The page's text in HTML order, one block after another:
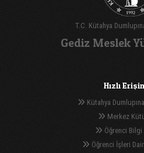
T.C. Kütahya
Gediz Meslek
Hızlı
Kütahya
Merkez
Öğrenci Bilgi
Öğrenci İşleri